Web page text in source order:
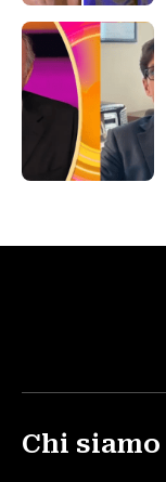
Chi siamo